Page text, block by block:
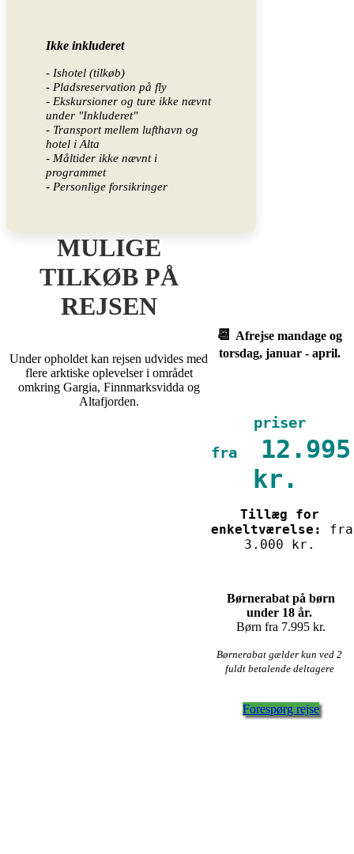
Ikke inkluderet
- Ishotel (tilkøb)
- Pladsreservation på fly
- Ekskursioner og ture ikke nævnt
under "Inkluderet"
- Transport mellem lufthavn og
hotel i Alta
- Måltider ikke nævnt i
programmet
- Personlige forsikringer
📆
Afrejse mandage og
torsdag, januar - april.
priser
fra
12.995
kr.
Tillæg for
enkeltværelse:
fra
3.000 kr.
Børnerabat på børn
under 18 år.
Børn fra 7.995 kr.
Børnerabat gælder kun ved 2
fuldt betalende deltagere
Forespørg rejse
MULIGE
TILKØB PÅ
REJSEN
Under opholdet kan rejsen udvides med
flere arktiske oplevelser i området
omkring Gargia, Finnmarksvidda og
Altafjorden.